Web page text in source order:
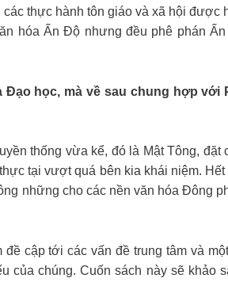
thực hành tôn giáo và xã hội được
hóa Ấn Độ nhưng đều phê phán
học, mà về sau chung hợp
thống vừa kể, đó là Mật Tông,
tại vượt quá bên kia khái niệm.
những cho các nền văn hóa Đông
cập tới các vấn đề trung tâm và
của chúng. Cuốn sách này sẽ khảo